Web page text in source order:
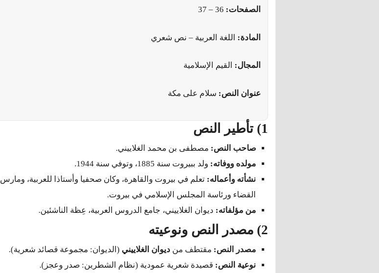
الصفحات:
المادة: اللغة العربية – نص شعري
المجال: القيم الإسلامية
عنوان النص: سلام على مكة
1) تأطير النص
صاحب النص: مصطفى بن محمد الغلاييني.
مولده ووفاته: ولد ببيروت سنة 1885، وتوفي سنة 1944.
نشأته وأعماله: تعلم في بيروت والقاهرة، وكان صحفيا وأستاذا للعربية، ومارس
القضاء ورئاسة المجلس الإسلامي في بيروت.
من مؤلفاته: ديوان الغلاييني، جامع الدروس العربية، عِظة الناشئين.
2) مصدر النص ونوعيته
مصدر النص: مقتطف منديوان الغلاييني (الديوان: مجموعة قصائد شعرية).
نوعية النص: قصيدة شعرية عمودية (نظام الشطرين: صدر وعجز).